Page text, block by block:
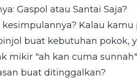
Gaspol atau Santai Saja?
Kalau
buat kebutuhan pokok,
mikir "ah kan cuma
buat ditinggalkan?